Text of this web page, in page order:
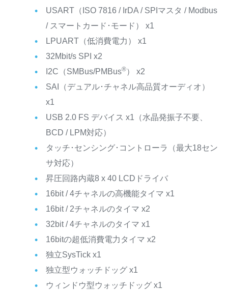
USART（ISO 7816 / IrDA / SPIマスタ / Modbus
/ スマートカード･モード） x1
LPUART（低消費電力） x1
32Mbit/s SPI x2
I2C（SMBus/PMBus®） x2
SAI（デュアル･チャネル高品質オーディオ）
x1
USB 2.0 FS デバイス x1（水晶発振子不要、
BCD / LPM対応）
タッチ･センシング･コントローラ（最大18セン
サ対応）
昇圧回路内蔵8 x 40 LCDドライバ
16bit / 4チャネルの高機能タイマ x1
16bit / 2チャネルのタイマ x2
32bit / 4チャネルのタイマ x1
16bitの超低消費電力タイマ x2
独立SysTick x1
独立型ウォッチドッグ x1
ウィンドウ型ウォッチドッグ x1